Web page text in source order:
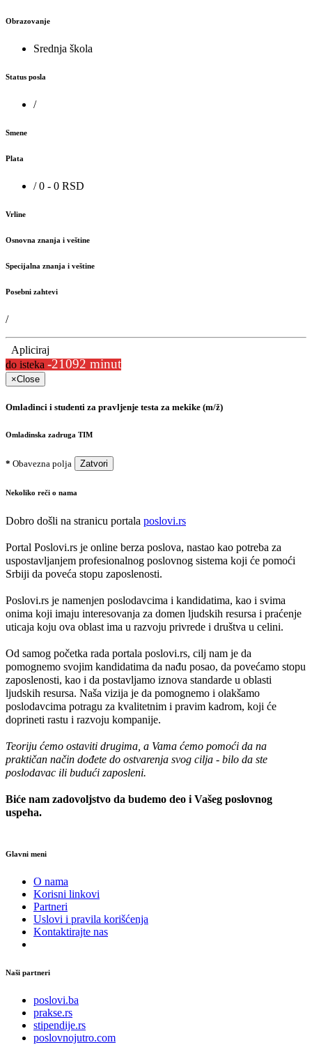
Obrazovanje
Srednja škola
Status posla
/
Smene
Plata
/ 0 - 0 RSD
Vrline
Osnovna znanja i veštine
Specijalna znanja i veštine
Posebni zahtevi
/
Apliciraj
do isteka -21092 minut
×Close
Omladinci i studenti za pravljenje testa za mekike (m/ž)
Omladinska zadruga TIM
* Obavezna polja Zatvori
Nekoliko reči o nama
Dobro došli na stranicu portala poslovi.rs
Portal Poslovi.rs je online berza poslova, nastao kao potreba za
uspostavljanjem profesionalnog poslovnog sistema koji će pomoći
Srbiji da poveća stopu zaposlenosti.
Poslovi.rs je namenjen poslodavcima i kandidatima, kao i svima
onima koji imaju interesovanja za domen ljudskih resursa i praćenje
uticaja koju ova oblast ima u razvoju privrede i društva u celini.
Od samog početka rada portala poslovi.rs, cilj nam je da
pomognemo svojim kandidatima da nađu posao, da povećamo stopu
zaposlenosti, kao i da postavljamo iznova standarde u oblasti
ljudskih resursa. Naša vizija je da pomognemo i olakšamo
poslodavcima potragu za kvalitetnim i pravim kadrom, koji će
doprineti rastu i razvoju kompanije.
Teoriju ćemo ostaviti drugima, a Vama ćemo pomoći da na
praktičan način dođete do ostvarenja svog cilja - bilo da ste
poslodavac ili budući zaposleni.
Biće nam zadovoljstvo da budemo deo i Vašeg poslovnog
uspeha.
Glavni meni
O nama
Korisni linkovi
Partneri
Uslovi i pravila korišćenja
Kontaktirajte nas
Naši partneri
poslovi.ba
prakse.rs
stipendije.rs
poslovnojutro.com